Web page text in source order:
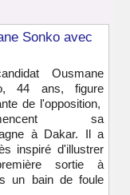
Sonko avec
Ousmane
44 ans, figure
de l'opposition,
sa
à Dakar. Il a
inspiré d'illustrer
sortie à
un bain de foule